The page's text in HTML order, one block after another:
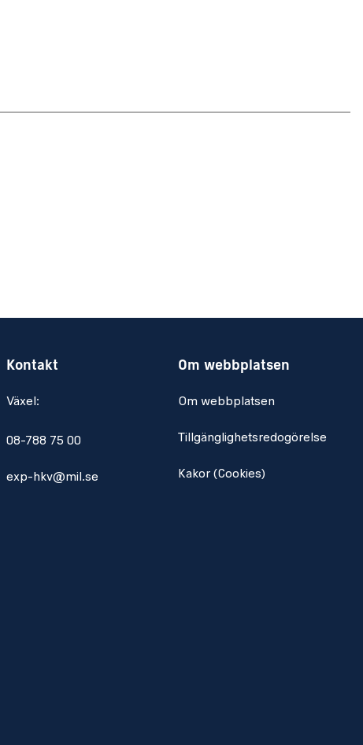
Kontakt
Växel:
08-788 75 00
exp-hkv@mil.se
Om webbplatsen
Om webbplatsen
Tillgänglighetsredogörelse
Kakor (Cookies)